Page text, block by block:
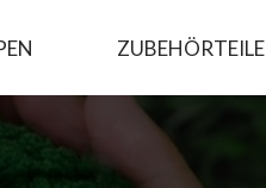
ZUBEHÖRTEILE